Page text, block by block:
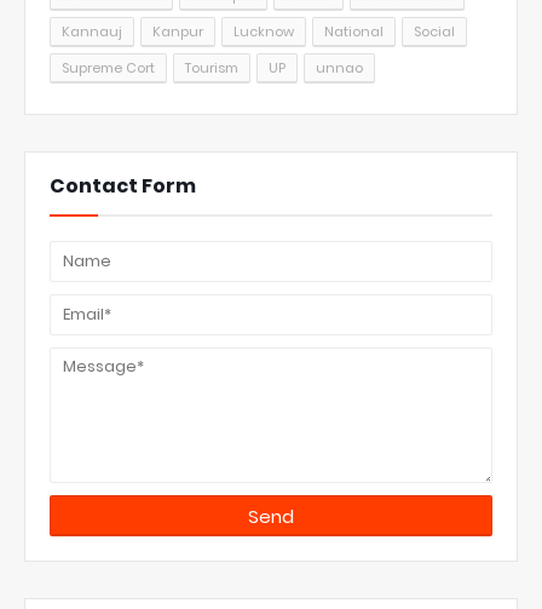
Kannauj
Kanpur Lucknow National
Social
Supreme Cort
Tourism UP unnao
Contact Form